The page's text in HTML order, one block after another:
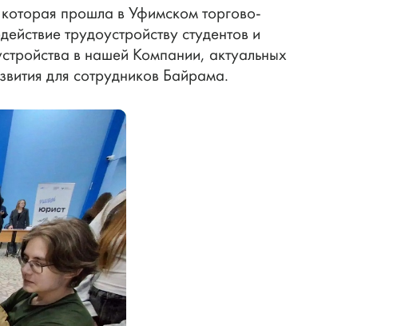
прошла в Уфимском торгово-
трудоустройству студентов и
в нашей Компании, актуальных
для сотрудников Байрама.